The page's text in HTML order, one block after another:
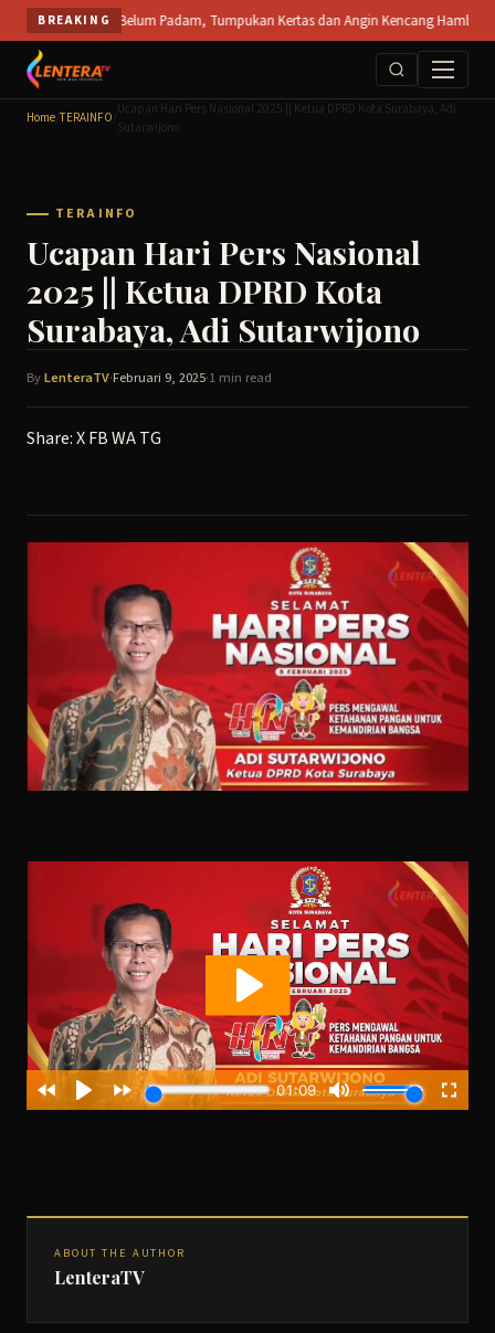
Skip
to
content
BREAKING
SPS Mojokerto Belum Padam, Tumpukan Kertas dan Angin Kencang Hambat
Home /TERAINFO
Ucapan Hari Pers Nasional 2025 || Ketua DPRD Kota Surabaya, Adi
Sutarwijono
TERAINFO
Ucapan Hari Pers Nasional
2025 || Ketua DPRD Kota
Surabaya, Adi Sutarwijono
ByLenteraTV·Februari 9, 2025·1 min read
Share:XFBWATG
ABOUT THE AUTHOR
LenteraTV